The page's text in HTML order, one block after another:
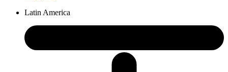
Latin America